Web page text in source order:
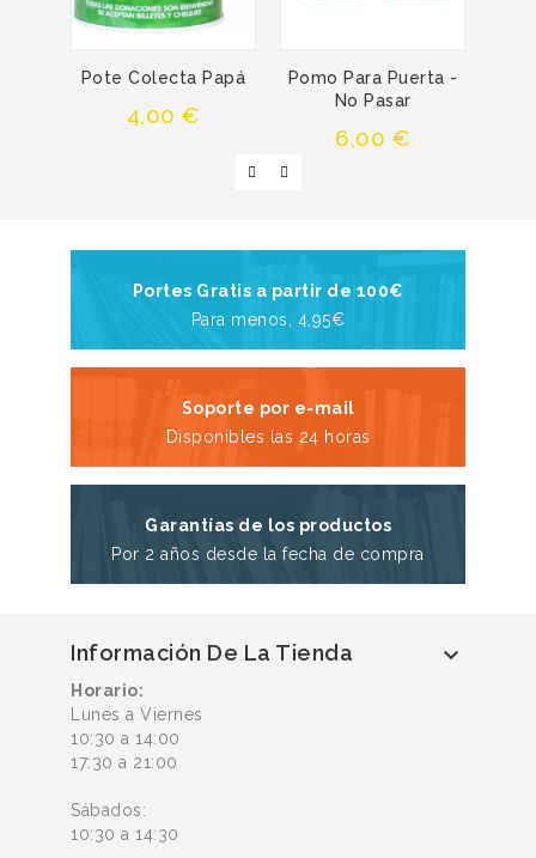
Pote Colecta Papá
Precio
4,00 €
Pomo Para Puerta -
No Pasar
Precio
6,00 €
Portes Gratis a partir de 100€
Para menos, 4,95€
Soporte por e-mail
Disponibles las 24 horas
Garantías de los productos
Por 2 años desde la fecha de compra
Información De La Tienda 
Horario:
Lunes a Viernes
10:30 a 14:00
17:30 a 21:00
Sábados:
10:30 a 14:30